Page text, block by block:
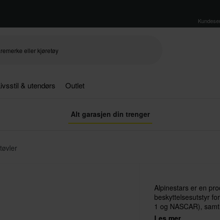
& utendørs Outlet
Alt garasjen din trenger
Alpinestars er en
beskyttelsesutstyr
1 og NASCAR),
(MTB) og surfing.
Les mer